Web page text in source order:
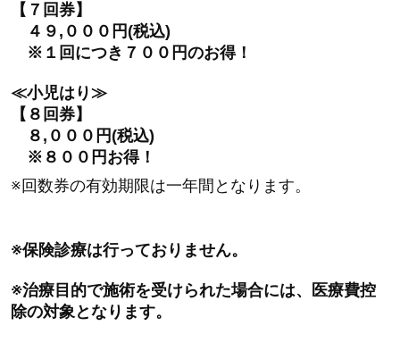
【７回券】
４９,０００円(税込)
※１回につき７００円のお得！
≪小児はり≫
【８回券】
８,０００円(税込)
※８００円お得！
※回数券の有効期限は一年間となります。
※保険診療は行っておりません。
※治療目的で施術を受けられた場合には、医療費控
除の対象となります。